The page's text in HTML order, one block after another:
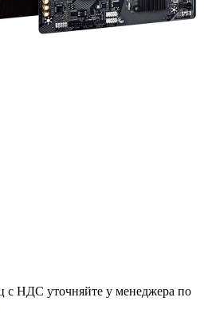
с НДС уточняйте у менеджера по